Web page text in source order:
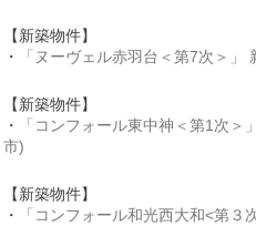
【新築物件】
・
「ヌーヴェル赤羽台＜第7次＞
【新築物件】
・
「コンフォール東中神＜第1次
市)
【新築物件】
・
「コンフォール和光西大和<第